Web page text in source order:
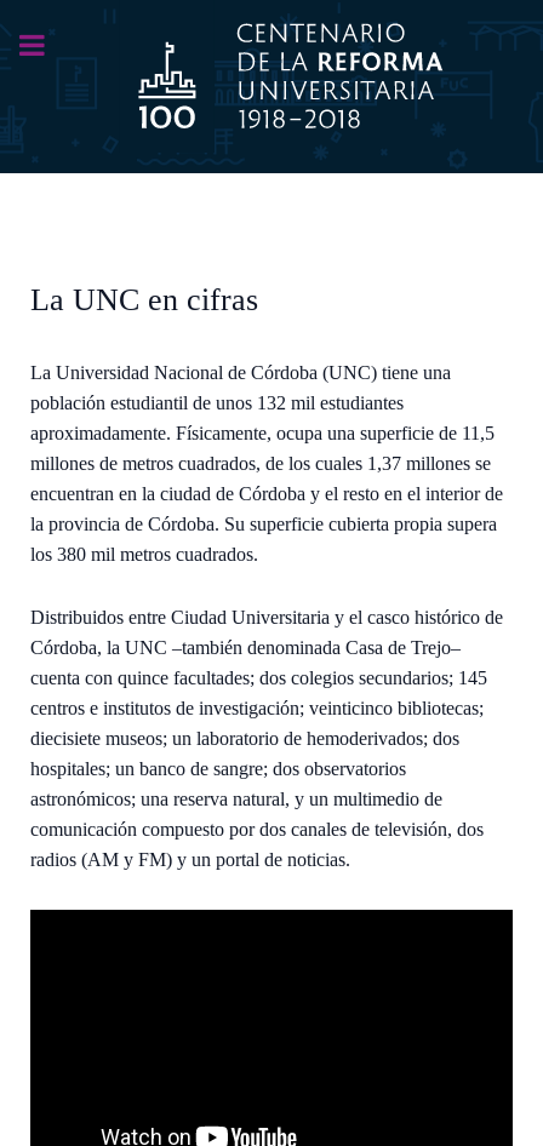
La UNC en cifras
La Universidad Nacional de Córdoba (UNC) tiene una
población estudiantil de unos 132 mil estudiantes
aproximadamente. Físicamente, ocupa una superficie de 11,5
millones de metros cuadrados, de los cuales 1,37 millones se
encuentran en la ciudad de Córdoba y el resto en el interior de
la provincia de Córdoba. Su superficie cubierta propia supera
los 380 mil metros cuadrados.
Distribuidos entre Ciudad Universitaria y el casco histórico de
Córdoba, la UNC –también denominada Casa de Trejo–
cuenta con quince facultades; dos colegios secundarios; 145
centros e institutos de investigación; veinticinco bibliotecas;
diecisiete museos; un laboratorio de hemoderivados; dos
hospitales; un banco de sangre; dos observatorios
astronómicos; una reserva natural, y un multimedio de
comunicación compuesto por dos canales de televisión, dos
radios (AM y FM) y un portal de noticias.